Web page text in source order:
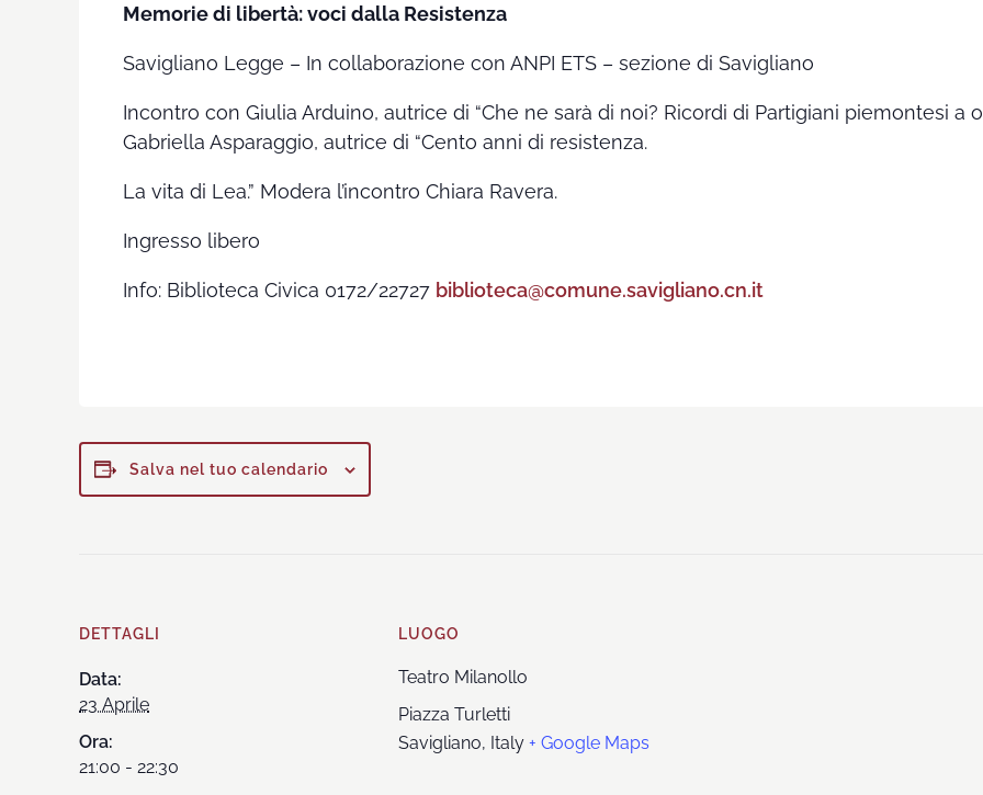
Memorie di libertà: voci dalla Resistenza
Savigliano Legge – In collaborazione con ANPI ETS – sezione di Savigliano
Incontro con Giulia Arduino, autrice di “Che ne sarà di noi? Ricordi di Partigiani piemontesi a
Gabriella Asparaggio, autrice di “Cento anni di resistenza.
La vita di Lea.” Modera l’incontro Chiara Ravera.
Ingresso libero
Info: Biblioteca Civica 0172/22727 biblioteca@comune.savigliano.cn.it
Salva nel tuo calendario
DETTAGLI
Data:
23 Aprile
Ora:
21:00 - 22:30
LUOGO
Teatro Milanollo
Piazza Turletti
Savigliano, Italy + Google Maps